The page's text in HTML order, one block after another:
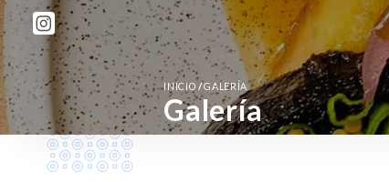
INICIO/GALERÍA
Galería